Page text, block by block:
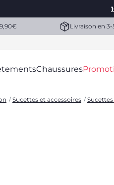
Livraison en
Chaussures
Sucettes et accessoires